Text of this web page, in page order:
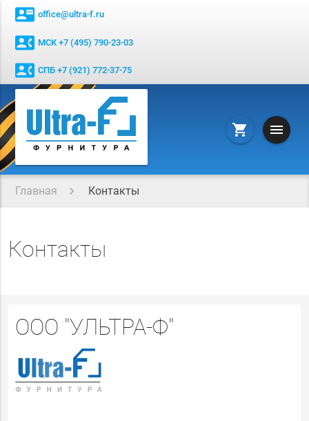
contact_mail office@ultra-f.ru
contact_phone МСК +7 (495) 790-23-03
contact_phone СПБ +7 (921) 772-37-75
shopping_cart menu
Главная Контакты
Контакты
ООО "УЛЬТРА-Ф"